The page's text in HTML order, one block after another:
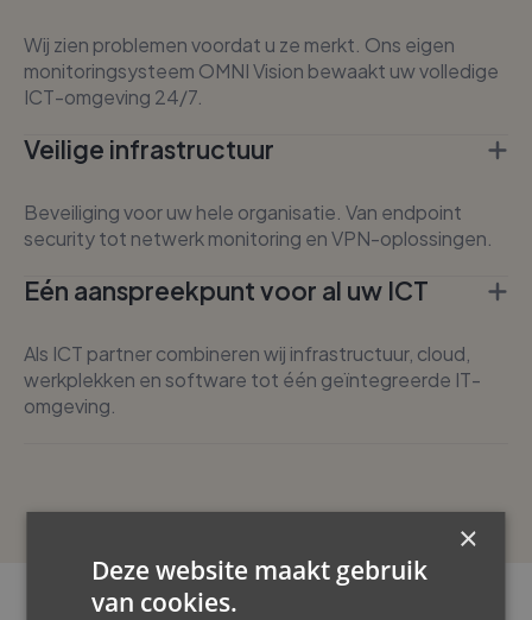
Wij zien problemen voordat u ze merkt. Ons eigen
monitoringsysteem OMNI Vision bewaakt uw volledige
ICT-omgeving 24/7.
Veilige infrastructuur
Beveiliging voor uw hele organisatie. Van endpoint
security tot netwerk monitoring en VPN-oplossingen.
Eén aanspreekpunt voor al uw ICT
Als ICT partner combineren wij infrastructuur, cloud,
werkplekken en software tot één geïntegreerde IT-
omgeving.
×
Deze website maakt gebruik
van cookies.